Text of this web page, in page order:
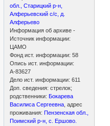
обл., Старицкий р-н,
Алферьевский с/с, д.
Алферьево
Информация об архиве -
Источник информации:
ЦАМО
Фонд ист. информации: 58
Опись ист. информации:
А-83627
Дело ист. информации: 611
Доп. сведения: стрелок;
родственники: Бокарева
Василиса Сергеевна , адрес
проживания:Пензенская обл.,
Поимский р-н, с. Ершово.